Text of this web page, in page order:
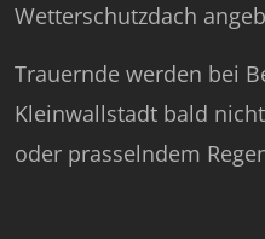
Wetterschutzdach
Trau­ern­de wer­den bei
Klein­wall­stadt bald
oder pras­seln­dem